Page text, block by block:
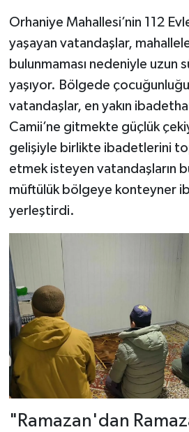
Orhaniye Mahallesi’nin 112
yaşayan vatandaşlar,
bulunmaması nedeniyle uzun
yaşıyor. Bölgede çocuğunluğu
vatandaşlar, en yakın
Camii’ne gitmekte güçlük
gelişiyle birlikte ibadetlerini
etmek isteyen vatandaşların
müftülük bölgeye konteyner
yerleştirdi.
"Ramazan'dan